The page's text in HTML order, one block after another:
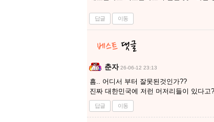
답글 이동
춘자 26-06-12 23:13
흠.. 어디서 부터 잘못된것인가??
진짜 대한민국에 저런 머저리들이 있다고
답글 이동